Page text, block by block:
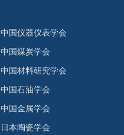
中国仪器仪表学会
中国煤炭学会
中国材料研究学会
中国石油学会
中国金属学会
日本陶瓷学会